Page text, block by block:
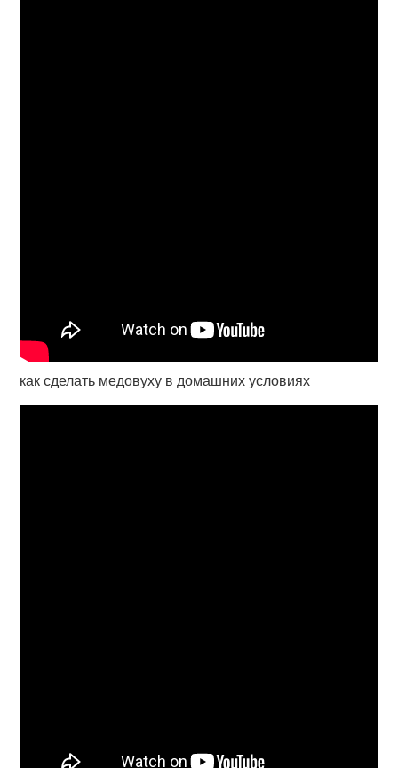
как сделать медовуху в домашних условиях